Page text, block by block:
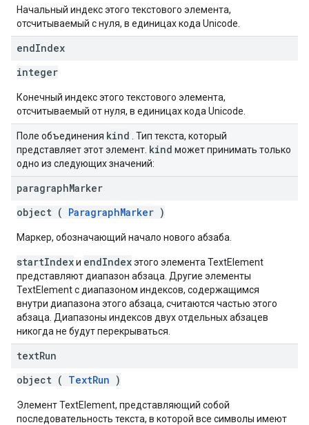
Начальный индекс этого текстового элемента,
отсчитываемый с нуля, в единицах кода Unicode.
endIndex
integer
Конечный индекс этого текстового элемента,
отсчитываемый от нуля, в единицах кода Unicode.
Поле объединения kind . Тип текста, который
представляет этот элемент. kind может принимать только
одно из следующих значений:
paragraphMarker
object ( ParagraphMarker )
Маркер, обозначающий начало нового абзаба.
startIndexи endIndexэтого элемента TextElement
представляют диапазон абзаца. Другие элементы
TextElement с диапазоном индексов, содержащимся
внутри диапазона этого абзаца, считаются частью этого
абзаца. Диапазоны индексов двух отдельных абзацев
никогда не будут перекрываться.
textRun
object ( TextRun )
Элемент TextElement, представляющий собой
последовательность текста, в которой все символы имеют